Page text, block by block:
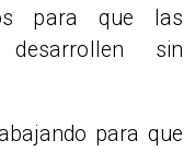
para que las
sin
para que